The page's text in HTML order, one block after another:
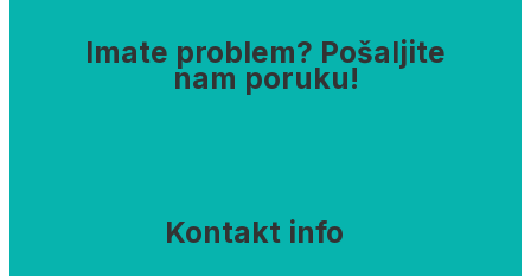
Imate problem? Pošaljite
nam poruku!
Kontakt info